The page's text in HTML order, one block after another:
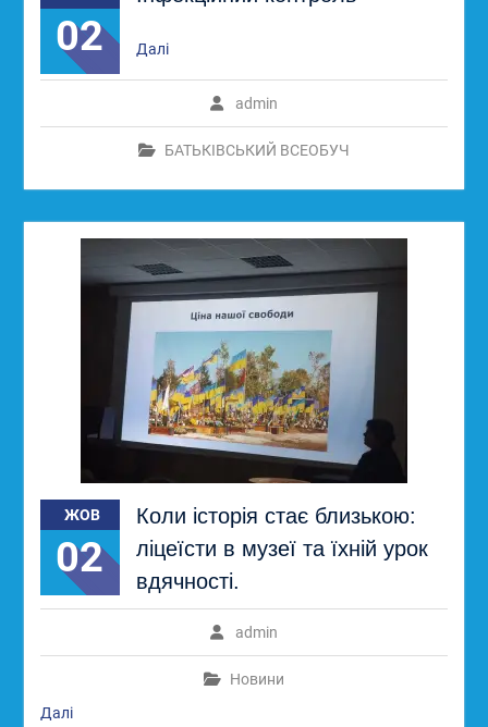
02
admin
БАТЬКІВСЬКИЙ ВСЕОБУЧ
Далі
ЖОВ
02
Коли історія стає близькою:
ліцеїсти в музеї та їхній урок
вдячності.
admin
Новини
Далі